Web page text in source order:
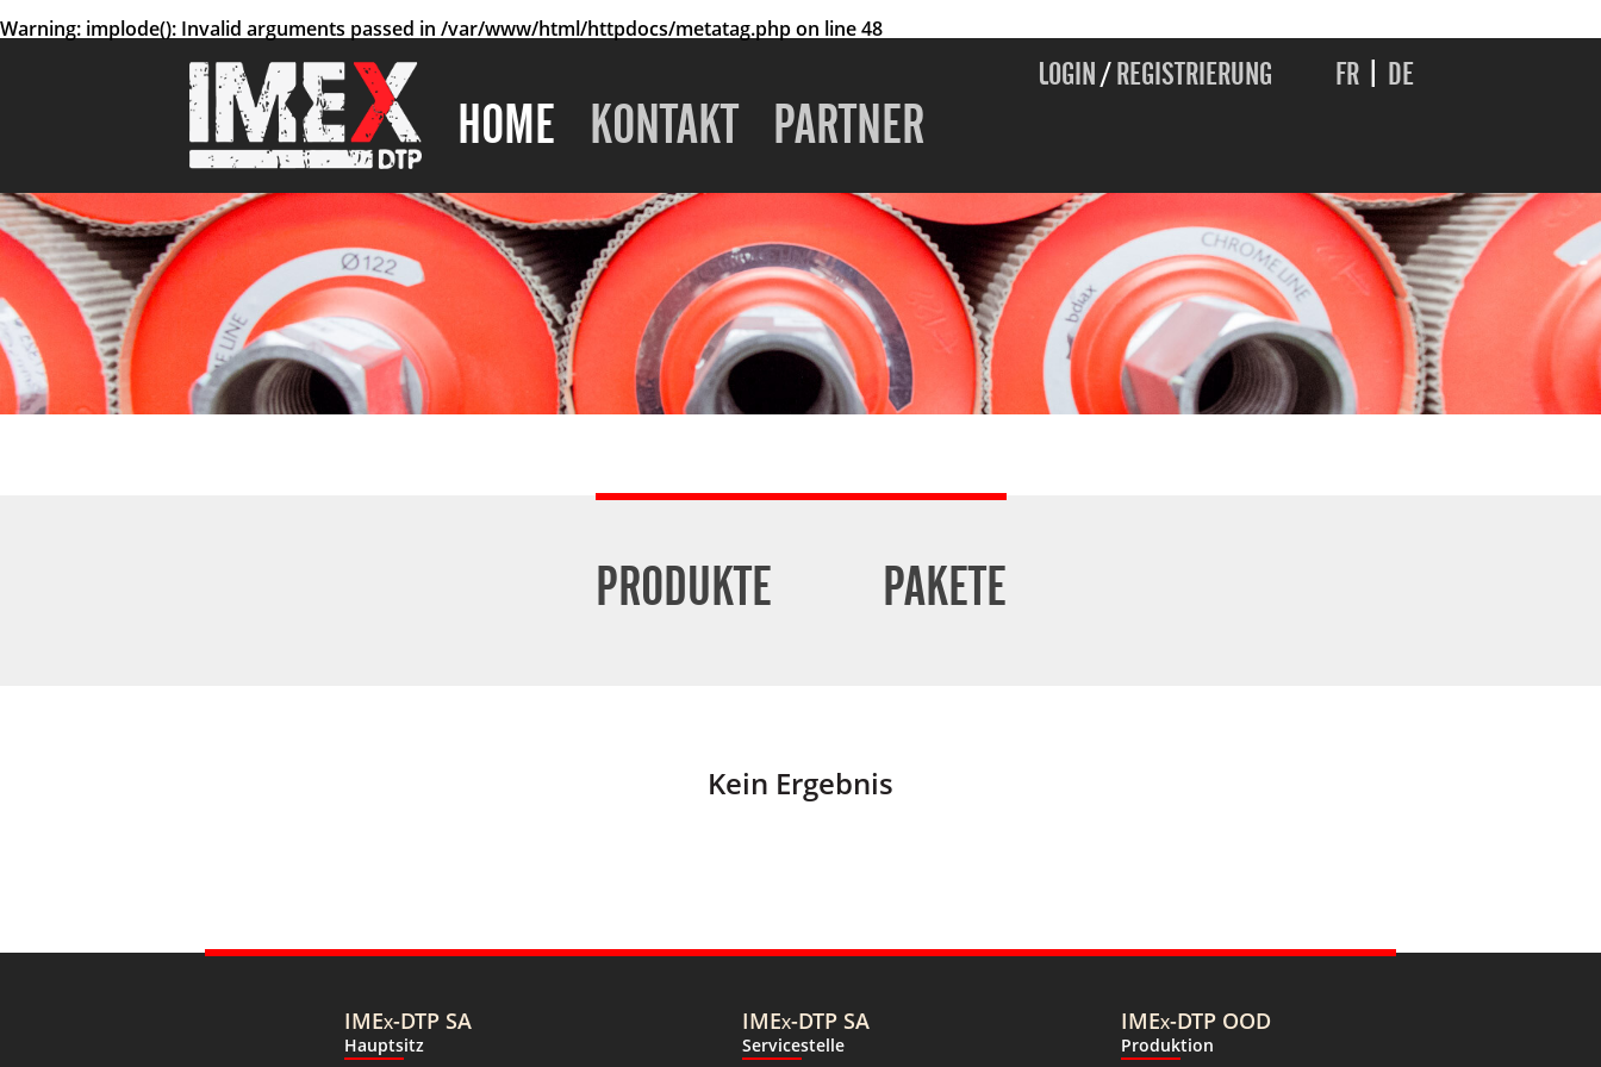
Warning: implode(): Invalid arguments passed in /var/www/html/httpdocs/metatag.phpon line48
HOME KONTAKT PARTNER
LOGIN/REGISTRIERUNG FR DE
PRODUKTE PAKETE
Kein Ergebnis
IMEx-DTP SA
Hauptsitz
IMEx-DTP SA
Servicestelle
IMEx-DTP OOD
Produktion